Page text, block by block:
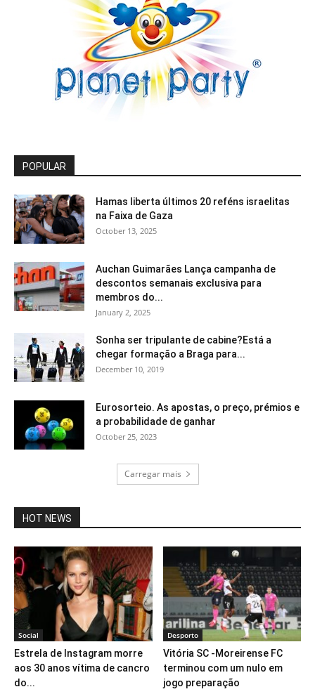
POPULAR
Hamas liberta últimos 20 reféns israelitas
na Faixa de Gaza
October 13, 2025
Auchan Guimarães Lança campanha de
descontos semanais exclusiva para
membros do...
January 2, 2025
Sonha ser tripulante de cabine?Está a
chegar formação a Braga para...
December 10, 2019
Eurosorteio. As apostas, o preço, prémios e
a probabilidade de ganhar
October 25, 2023
Carregar mais
HOT NEWS
Social
Estrela de Instagram morre
aos 30 anos vítima de cancro
do...
Desporto
Vitória SC -Moreirense FC
terminou com um nulo em
jogo preparação